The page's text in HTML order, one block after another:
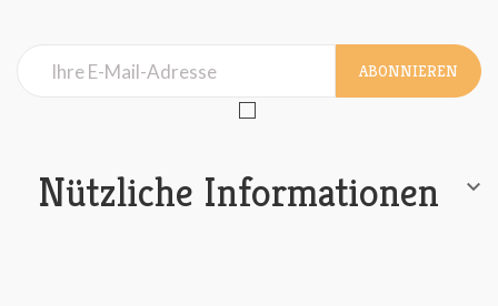
ABONNIEREN
Nützliche Informationen 